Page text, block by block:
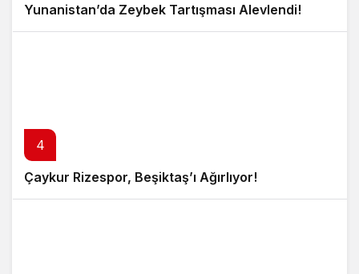
Yunanistan’da Zeybek Tartışması Alevlendi!
4
Çaykur Rizespor, Beşiktaş’ı Ağırlıyor!